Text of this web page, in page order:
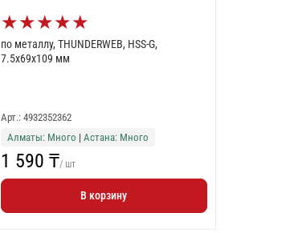
★★★★★
по металлу, THUNDERWEB, HSS-G,
7.5x69x109 мм
Арт.: 4932352362
Алматы: Много | Астана: Много
1 590 ₸/ шт
В корзину